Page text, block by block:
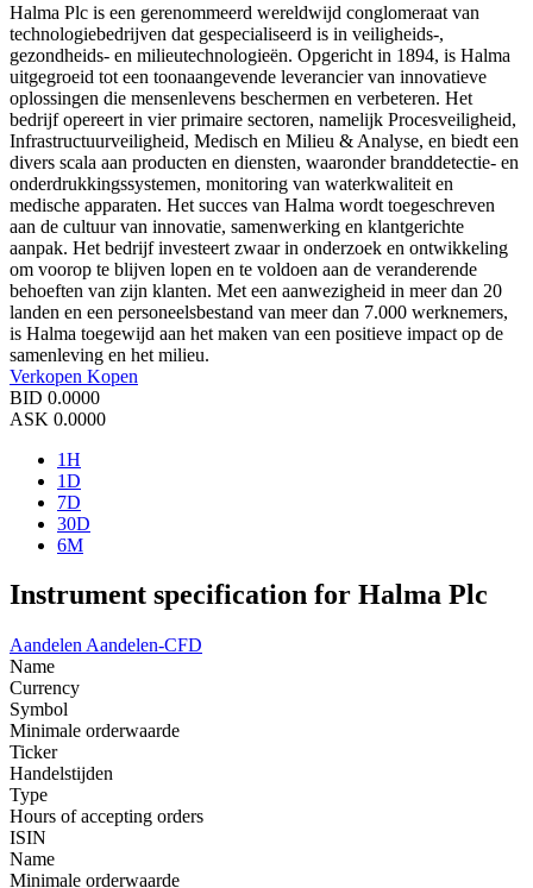
Halma Plc is een gerenommeerd wereldwijd conglomeraat van
technologiebedrijven dat gespecialiseerd is in veiligheids-,
gezondheids- en milieutechnologieën. Opgericht in 1894, is Halma
uitgegroeid tot een toonaangevende leverancier van innovatieve
oplossingen die mensenlevens beschermen en verbeteren. Het
bedrijf opereert in vier primaire sectoren, namelijk Procesveiligheid,
Infrastructuurveiligheid, Medisch en Milieu & Analyse, en biedt een
divers scala aan producten en diensten, waaronder branddetectie- en
onderdrukkingssystemen, monitoring van waterkwaliteit en
medische apparaten. Het succes van Halma wordt toegeschreven
aan de cultuur van innovatie, samenwerking en klantgerichte
aanpak. Het bedrijf investeert zwaar in onderzoek en ontwikkeling
om voorop te blijven lopen en te voldoen aan de veranderende
behoeften van zijn klanten. Met een aanwezigheid in meer dan 20
landen en een personeelsbestand van meer dan 7.000 werknemers,
is Halma toegewijd aan het maken van een positieve impact op de
samenleving en het milieu.
Verkopen Kopen
BID 0.0000
ASK 0.0000
1H
1D
7D
30D
6M
Instrument specification for Halma Plc
Aandelen Aandelen-CFD
Name
Currency
Symbol
Minimale orderwaarde
Ticker
Handelstijden
Type
Hours of accepting orders
ISIN
Name
Minimale orderwaarde